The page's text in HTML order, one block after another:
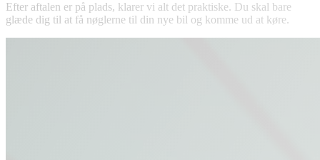
Efter aftalen er på plads, klarer vi alt det praktiske. Du skal bare
glæde dig til at få nøglerne til din nye bil og komme ud at køre.